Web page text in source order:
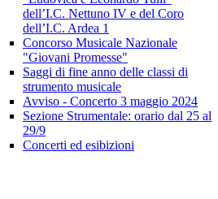
dell’I.C. Nettuno IV e del Coro
dell’I.C. Ardea 1
Concorso Musicale Nazionale
"Giovani Promesse"
Saggi di fine anno delle classi di
strumento musicale
Avviso - Concerto 3 maggio 2024
Sezione Strumentale: orario dal 25 al
29/9
Concerti ed esibizioni